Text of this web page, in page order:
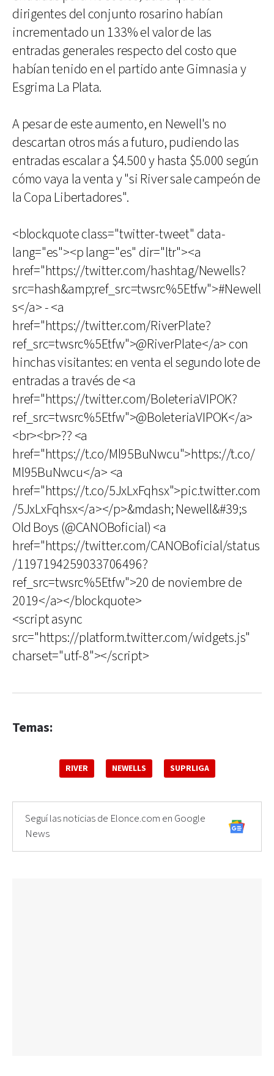
dirigentes del conjunto rosarino habían
incrementado un 133% el valor de las
entradas generales respecto del costo que
habían tenido en el partido ante Gimnasia y
Esgrima La Plata.
A pesar de este aumento, en Newell's no
descartan otros más a futuro, pudiendo las
entradas escalar a $4.500 y hasta $5.000 según
cómo vaya la venta y "si River sale campeón de
la Copa Libertadores".
<blockquote class="twitter-tweet" data-
lang="es"><p lang="es" dir="ltr"><a
href="https://twitter.com/hashtag/Newells?
src=hash&amp;ref_src=twsrc%5Etfw">#Newell
s</a> - <a
href="https://twitter.com/RiverPlate?
ref_src=twsrc%5Etfw">@RiverPlate</a> con
hinchas visitantes: en venta el segundo lote de
entradas a través de <a
href="https://twitter.com/BoleteriaVIPOK?
ref_src=twsrc%5Etfw">@BoleteriaVIPOK</a>
<br><br>?? <a
href="https://t.co/Ml95BuNwcu">https://t.co/
Ml95BuNwcu</a> <a
href="https://t.co/5JxLxFqhsx">pic.twitter.com
/5JxLxFqhsx</a></p>&mdash; Newell&#39;s
Old Boys (@CANOBoficial) <a
href="https://twitter.com/CANOBoficial/status
/1197194259033706496?
ref_src=twsrc%5Etfw">20 de noviembre de
2019</a></blockquote>
<script async
src="https://platform.twitter.com/widgets.js"
charset="utf-8"></script>
Temas:
RIVER NEWELLS SUPRLIGA
Seguí las noticias de Elonce.com en Google
News